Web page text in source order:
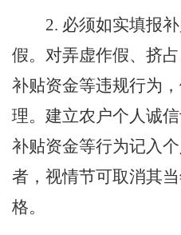
2. 必须如实填报
假。对弄虚作假、挤
补贴资金等违规行为
理。建立农户个人诚
补贴资金等行为记入
者，视情节可取消其
格。